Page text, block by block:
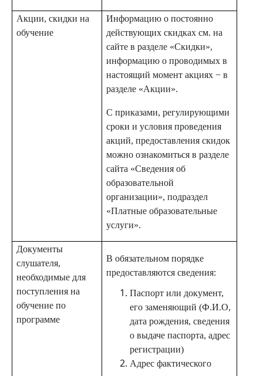
Акции, скидки на
обучение
Информацию о постоянно
действующих скидках см. на
сайте в разделе «Скидки»,
информацию о проводимых в
настоящий момент акциях − в
разделе «Акции».
С приказами, регулирующими
сроки и условия проведения
акций, предоставления скидок
можно ознакомиться в разделе
сайта «Сведения об
образовательной
организации», подраздел
«Платные образовательные
услуги».
Документы
слушателя,
необходимые для
поступления на
обучение по
программе
В обязательном порядке
предоставляются сведения:
Паспорт или документ,
его заменяющий (Ф.И.О,
дата рождения, сведения
о выдаче паспорта, адрес
регистрации)
Адрес фактического